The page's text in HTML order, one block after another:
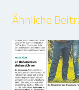
Ähnliche